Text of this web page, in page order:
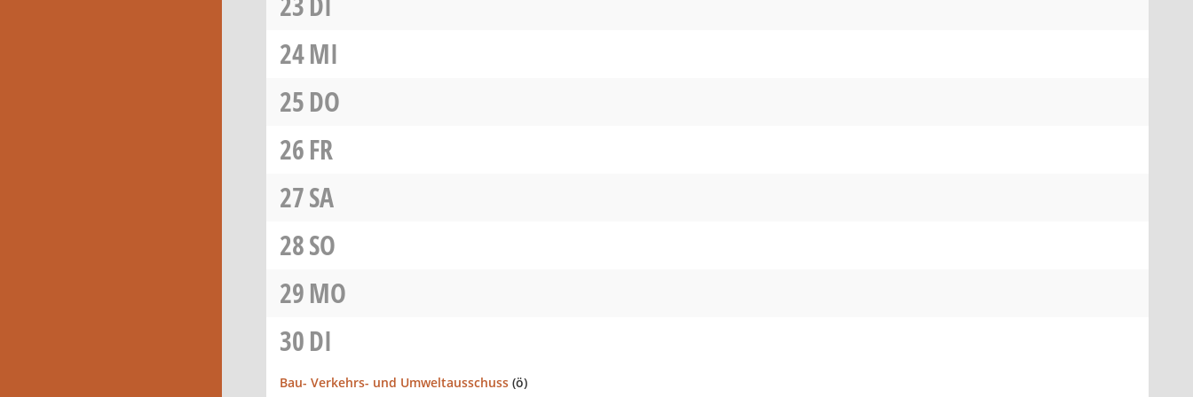
24MI
25DO
26FR
27SA
28SO
29MO
30DI
Bau- Verkehrs- und Umweltausschuss (ö)